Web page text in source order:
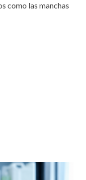
como las manchas